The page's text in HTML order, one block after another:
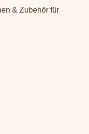
& Zubehör für